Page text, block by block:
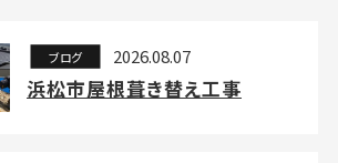
ブログ 2026.08.07
浜松市屋根葺き替え工事